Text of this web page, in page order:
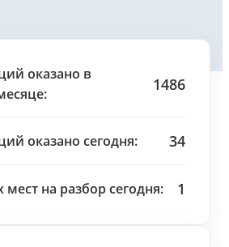
оказано в
1486
оказано сегодня: 34
на разбор сегодня: 1